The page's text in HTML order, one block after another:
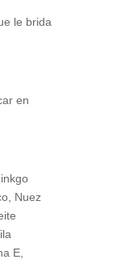
le brida
en
Nuez
E,